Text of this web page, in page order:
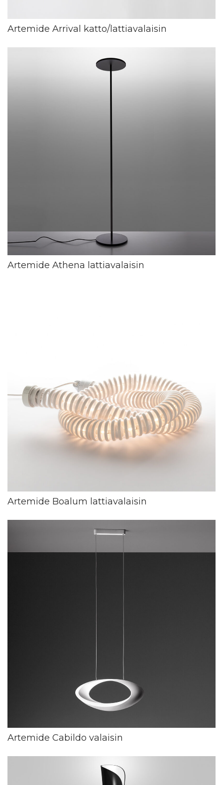
Artemide Arrival katto/lattiavalaisin
Artemide Athena lattiavalaisin
Artemide Boalum lattiavalaisin
Artemide Cabildo valaisin